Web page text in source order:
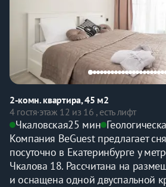
2-комн. квартира, 45 м2
4 гостя·этаж 12 из 16 , есть лифт
Чкаловская25 мин
Компания BeGuest предлагает
посуточно в Екатеринбурге у
Чкалова 18. Рассчитана на
и оснащена одной двуспальной